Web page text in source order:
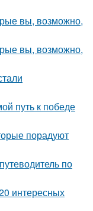
вы, возможно,
вы, возможно,
путь к победе
порадуют
по
интересных